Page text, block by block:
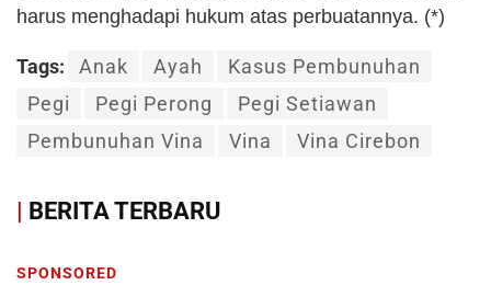
harus menghadapi hukum atas perbuatannya. (*)
Tags: Anak Ayah
Kasus Pembunuhan
Pegi
Pegi Perong
Pegi Setiawan
Pembunuhan Vina
Vina Vina Cirebon
| BERITA TERBARU
SPONSORED